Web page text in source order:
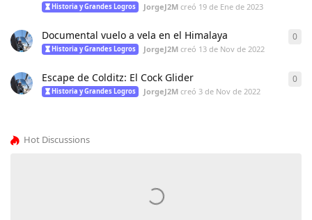
Historia y Grandes Logros JorgeJ2M creó 19 de Ene de 2023
Documental vuelo a vela en el Himalaya
Historia y Grandes Logros JorgeJ2M creó 13 de Nov de 2022
0
Escape de Colditz: El Cock Glider
Historia y Grandes Logros JorgeJ2M creó3 de Nov de 2022
0
Hot Discussions